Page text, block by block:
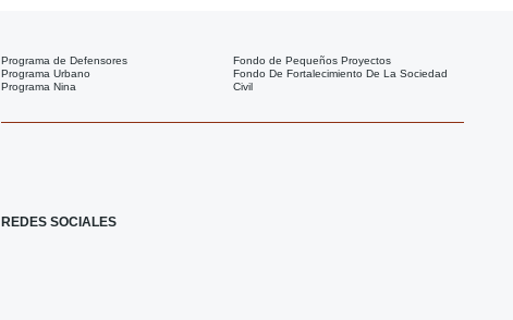
Programa de Defensores
Programa Urbano
Programa Nina
Fondo de Pequeños Proyectos
Fondo De Fortalecimiento De La Sociedad
Civil
REDES SOCIALES